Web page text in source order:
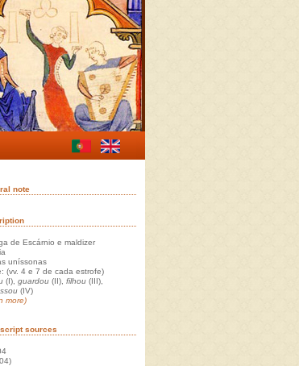
note
de Escárnio e maldizer
uníssonas
(vv. 4 e 7 de cada estrofe)
(I), guardou (II), filhou (III),
(IV)
more)
sources